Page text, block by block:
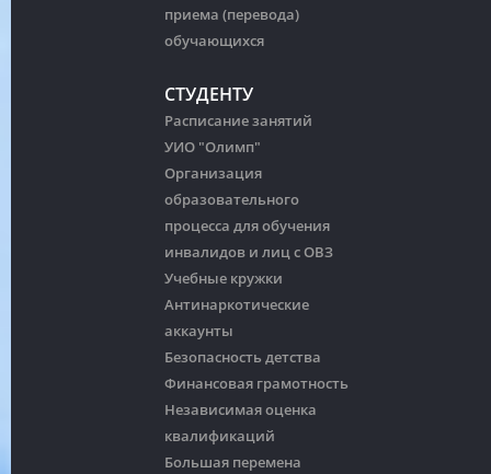
приема (перевода)
обучающихся
СТУДЕНТУ
Расписание занятий
УИО "Олимп"
Организация
образовательного
процесса для обучения
инвалидов и лиц с ОВЗ
Учебные кружки
Антинаркотические
аккаунты
Безопасность детства
Финансовая грамотность
Независимая оценка
квалификаций
Большая перемена